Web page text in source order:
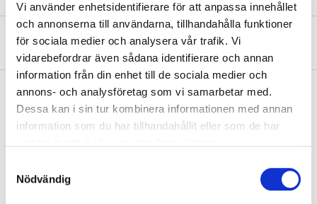
Vi använder enhetsidentifierare för att anpassa innehållet
och annonserna till användarna, tillhandahålla funktioner
för sociala medier och analysera vår trafik. Vi
vidarebefordrar även sådana identifierare och annan
information från din enhet till de sociala medier och
annons- och analysföretag som vi samarbetar med.
Dessa kan i sin tur kombinera informationen med annan
information som du har tillhandahållit eller som de har
Nödvändig
Om tillverkaren
Köp & Hämta